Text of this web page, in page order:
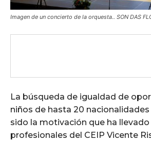
Imagen de un concierto de la orquesta.. SON DAS
La búsqueda de igualdad de
niños de hasta 20
sido la motivación que ha llevado
profesionales del CEIP Vicente